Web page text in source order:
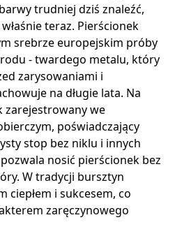
trudniej dziś znaleźć,
teraz. Pierścionek
srebrze europejskim próby
- twardego metalu, który
zarysowaniami i
na długie lata. Na
we
poświadczający
stop bez niklu i innych
nosić pierścionek bez
W tradycji bursztyn
ciepłem i sukcesem, co
zaręczynowego